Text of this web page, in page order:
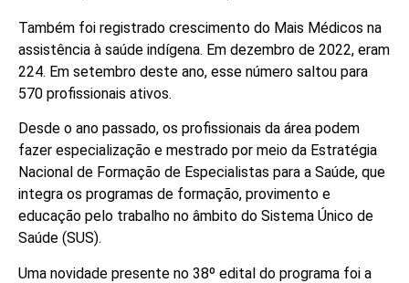
Também foi registrado crescimento do Mais Médicos na
assistência à saúde indígena. Em dezembro de 2022, eram
224. Em setembro deste ano, esse número saltou para
570 profissionais ativos.
Desde o ano passado, os profissionais da área podem
fazer especialização e mestrado por meio da Estratégia
Nacional de Formação de Especialistas para a Saúde, que
integra os programas de formação, provimento e
educação pelo trabalho no âmbito do Sistema Único de
Saúde (SUS).
Uma novidade presente no 38º edital do programa foi a